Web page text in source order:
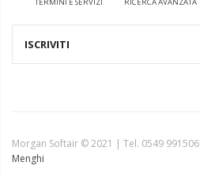
Morgan Softair © 2021 | Tel. 0549
Menghi